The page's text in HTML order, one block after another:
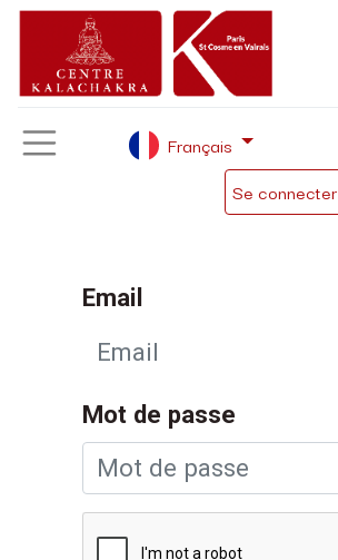
Se connecter
Français
Email
Mot de passe